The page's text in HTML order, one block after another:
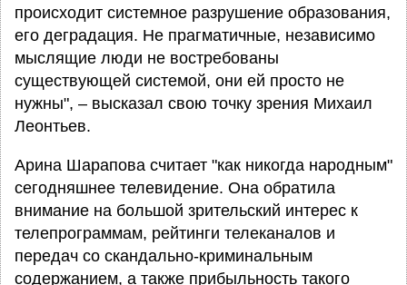
происходит системное разрушение образования,
его деградация. Не прагматичные, независимо
мыслящие люди не востребованы
существующей системой, они ей просто не
нужны", – высказал свою точку зрения Михаил
Леонтьев.
Арина Шарапова считает "как никогда народным"
сегодняшнее телевидение. Она обратила
внимание на большой зрительский интерес к
телепрограммам, рейтинги телеканалов и
передач со скандально-криминальным
содержанием, а также прибыльность такого